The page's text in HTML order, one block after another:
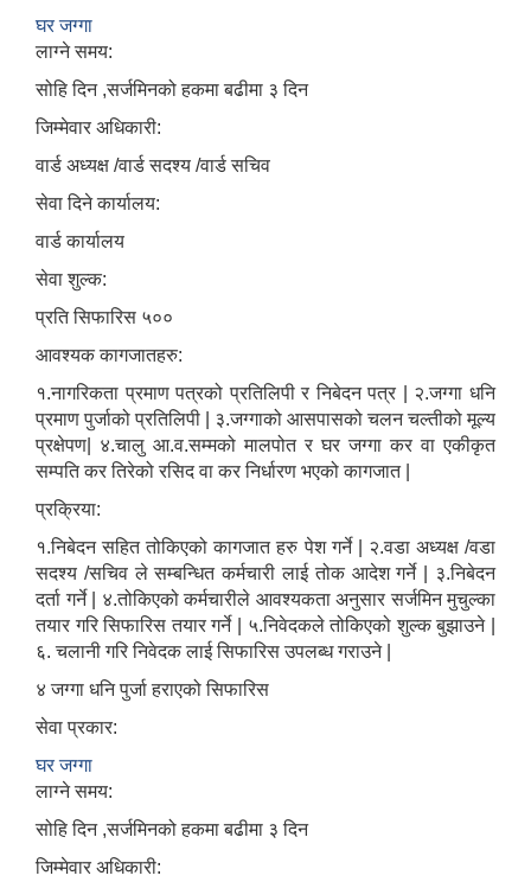
घर जग्गा
लाग्ने समय:
सोहि दिन ,सर्जमिनको हकमा बढीमा ३ दिन
जिम्मेवार अधिकारी:
वार्ड अध्यक्ष /वार्ड सदश्य /वार्ड सचिव
सेवा दिने कार्यालय:
वार्ड कार्यालय
सेवा शुल्क:
प्रति सिफारिस ५००
आवश्यक कागजातहरु:
१.नागरिकता प्रमाण पत्रको प्रतिलिपी र निबेदन पत्र | २.जग्गा धनि
प्रमाण पुर्जाको प्रतिलिपी | ३.जग्गाको आसपासको चलन चल्तीको मूल्य
प्रक्षेपण| ४.चालु आ.व.सम्मको मालपोत र घर जग्गा कर वा एकीकृत
सम्पति कर तिरेको रसिद वा कर निर्धारण भएको कागजात |
प्रक्रिया:
१.निबेदन सहित तोकिएको कागजात हरु पेश गर्ने | २.वडा अध्यक्ष /वडा
सदश्य /सचिव ले सम्बन्धित कर्मचारी लाई तोक आदेश गर्ने | ३.निबेदन
दर्ता गर्ने | ४.तोकिएको कर्मचारीले आवश्यकता अनुसार सर्जमिन मुचुल्का
तयार गरि सिफारिस तयार गर्ने | ५.निवेदकले तोकिएको शुल्क बुझाउने |
६. चलानी गरि निवेदक लाई सिफारिस उपलब्ध गराउने |
४ जग्गा धनि पुर्जा हराएको सिफारिस
सेवा प्रकार:
घर जग्गा
लाग्ने समय:
सोहि दिन ,सर्जमिनको हकमा बढीमा ३ दिन
जिम्मेवार अधिकारी: